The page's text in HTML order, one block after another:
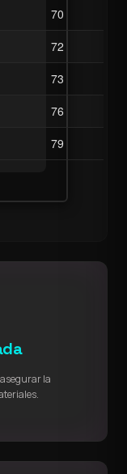
70
72
73
76
79
la